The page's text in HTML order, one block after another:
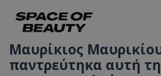
Μαυρίκιος
παντρεύτηκα αυτή